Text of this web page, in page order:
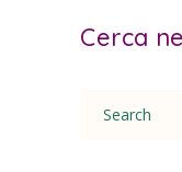
Cerca
for: